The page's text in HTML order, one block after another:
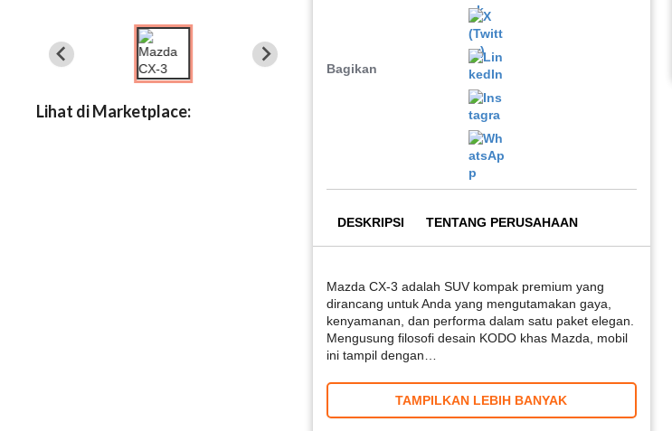
Lihat di Marketplace:
Bagikan
DESKRIPSI TENTANG PERUSAHAAN
Mazda CX-3 adalah SUV kompak premium yang
dirancang untuk Anda yang mengutamakan gaya,
kenyamanan, dan performa dalam satu paket elegan.
Mengusung filosofi desain KODO khas Mazda, mobil
ini tampil dengan…
TAMPILKAN LEBIH BANYAK